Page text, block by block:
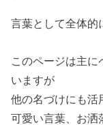
言葉として全体的
このページは主に
いますが
他の名づけにも活
可愛い言葉、お洒